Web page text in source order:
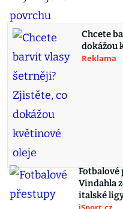
Chcete
dokážou
Reklama
Fotbalové
Vindahla
italské